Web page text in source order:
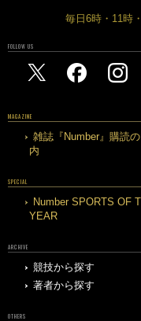
毎日6時・11時
FOLLOW US
MAGAZINE
雑誌『Number』購読
内
SPECIAL
Number SPORTS OF
YEAR
ARCHIVE
競技から探す
著者から探す
OTHERS